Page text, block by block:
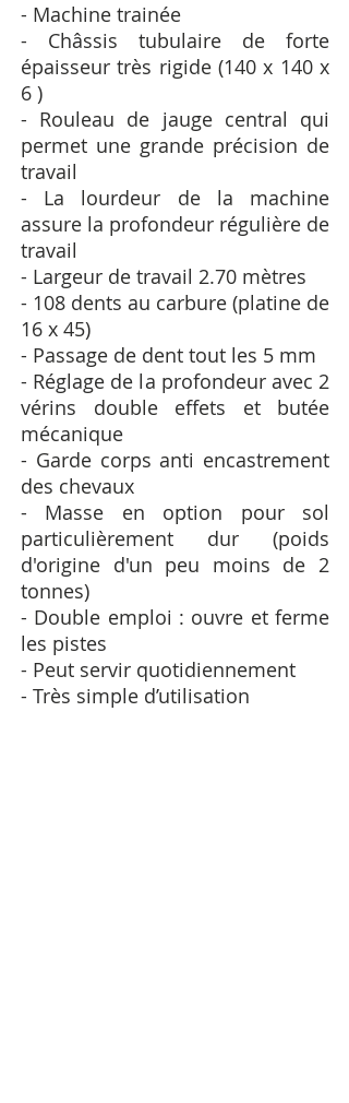
- Machine trainée
- Châssis tubulaire de forte
épaisseur très rigide (140 x 140 x
6 )
- Rouleau de jauge central qui
permet une grande précision de
travail
- La lourdeur de la machine
assure la profondeur régulière de
travail
- Largeur de travail 2.70 mètres
- 108 dents au carbure (platine de
16 x 45)
- Passage de dent tout les 5 mm
- Réglage de la profondeur avec 2
vérins double effets et butée
mécanique
- Garde corps anti encastrement
des chevaux
- Masse en option pour sol
particulièrement dur (poids
d'origine d'un peu moins de 2
tonnes)
- Double emploi : ouvre et ferme
les pistes
- Peut servir quotidiennement
- Très simple d’utilisation